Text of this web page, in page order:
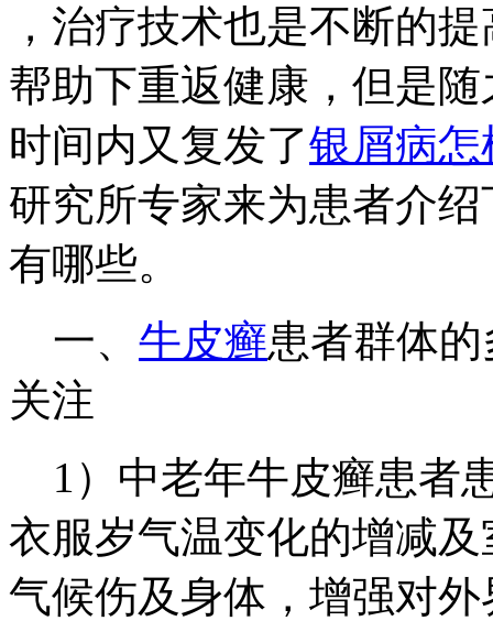
，治疗技术也是不断的
帮助下重返健康，但是
时间内又复发了银屑病
研究所专家来为患者介
有哪些。
一、 牛皮癣患者群体
关注
1）中老年牛皮癣患者
衣服岁气温变化的增减
气候伤及身体，增强对